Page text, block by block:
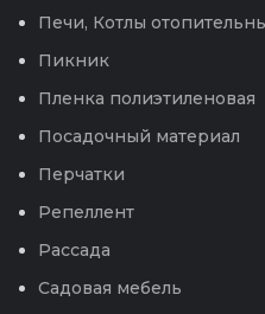
Печи, Котлы
Пикник
Пленка полиэтиленовая
Посадочный материал
Перчатки
Репеллент
Рассада
Садовая мебель